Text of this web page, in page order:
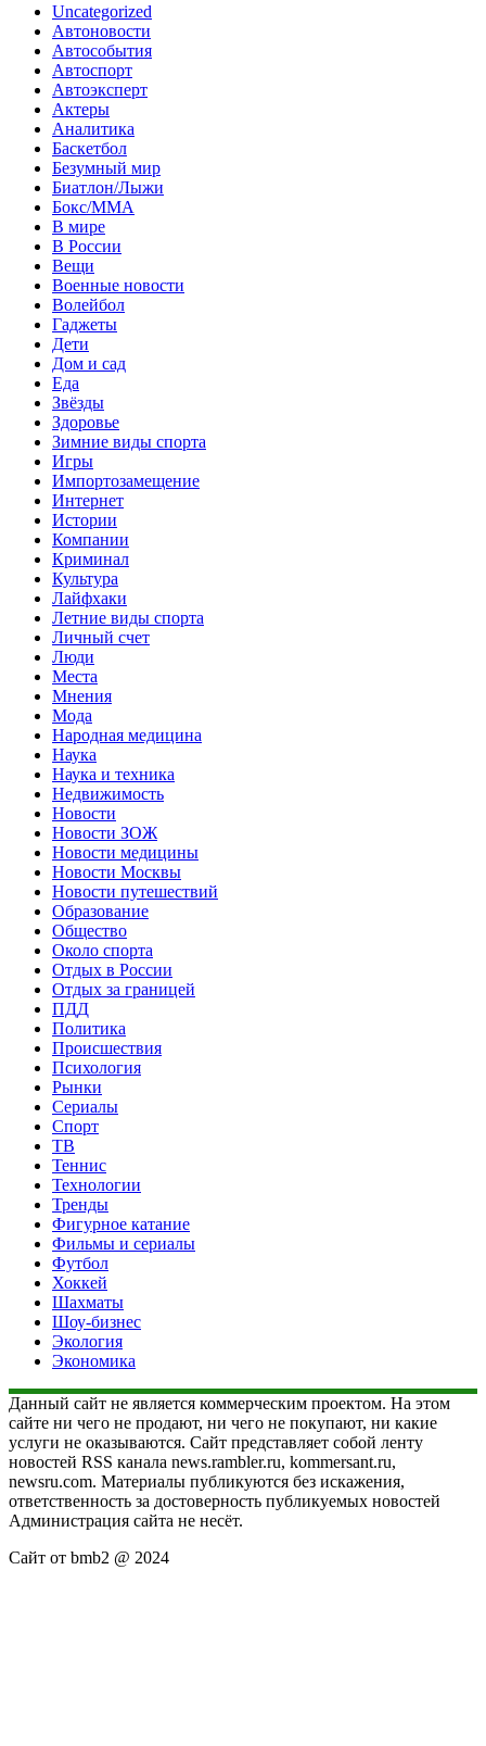
Uncategorized
Автоновости
Автособытия
Автоспорт
Автоэксперт
Актеры
Аналитика
Баскетбол
Безумный мир
Биатлон/Лыжи
Бокс/MMA
В мире
В России
Вещи
Военные новости
Волейбол
Гаджеты
Дети
Дом и сад
Еда
Звёзды
Здоровье
Зимние виды спорта
Игры
Импортозамещение
Интернет
Истории
Компании
Криминал
Культура
Лайфхаки
Летние виды спорта
Личный счет
Люди
Места
Мнения
Мода
Народная медицина
Наука
Наука и техника
Недвижимость
Новости
Новости ЗОЖ
Новости медицины
Новости Москвы
Новости путешествий
Образование
Общество
Около спорта
Отдых в России
Отдых за границей
ПДД
Политика
Происшествия
Психология
Рынки
Сериалы
Спорт
ТВ
Теннис
Технологии
Тренды
Фигурное катание
Фильмы и сериалы
Футбол
Хоккей
Шахматы
Шоу-бизнес
Экология
Экономика
Данный сайт не является коммерческим проектом. На этом
сайте ни чего не продают, ни чего не покупают, ни какие
услуги не оказываются. Сайт представляет собой ленту
новостей RSS канала news.rambler.ru, kommersant.ru,
newsru.com. Материалы публикуются без искажения,
ответственность за достоверность публикуемых новостей
Администрация сайта не несёт.
Сайт от bmb2 @ 2024